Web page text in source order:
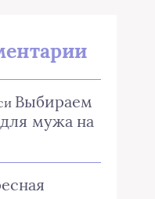
Выбираем
мужа на